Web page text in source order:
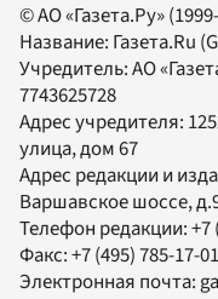
© АО «Газета.Ру»
Название: Газета.Ru
Учредитель:АО
7743625728
Адрес учредителя:
улица, дом 67
Адрес редакции и
Варшавское шоссе,
Телефон редакции:+7
Факс:+7 (495) 785-17-01
Электронная почта: